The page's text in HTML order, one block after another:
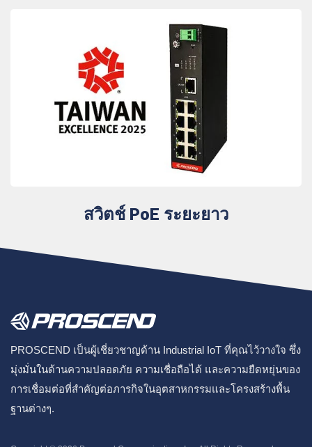
สวิตช์ PoE ระยะยาว
PROSCEND เป็นผู้เชี่ยวชาญด้าน Industrial IoT ที่คุณไว้วางใจ ซึ่ง
มุ่งมั่นในด้านความปลอดภัย ความเชื่อถือได้ และความยืดหยุ่นของ
การเชื่อมต่อที่สำคัญต่อภารกิจในอุตสาหกรรมและโครงสร้างพื้น
ฐานต่างๆ.